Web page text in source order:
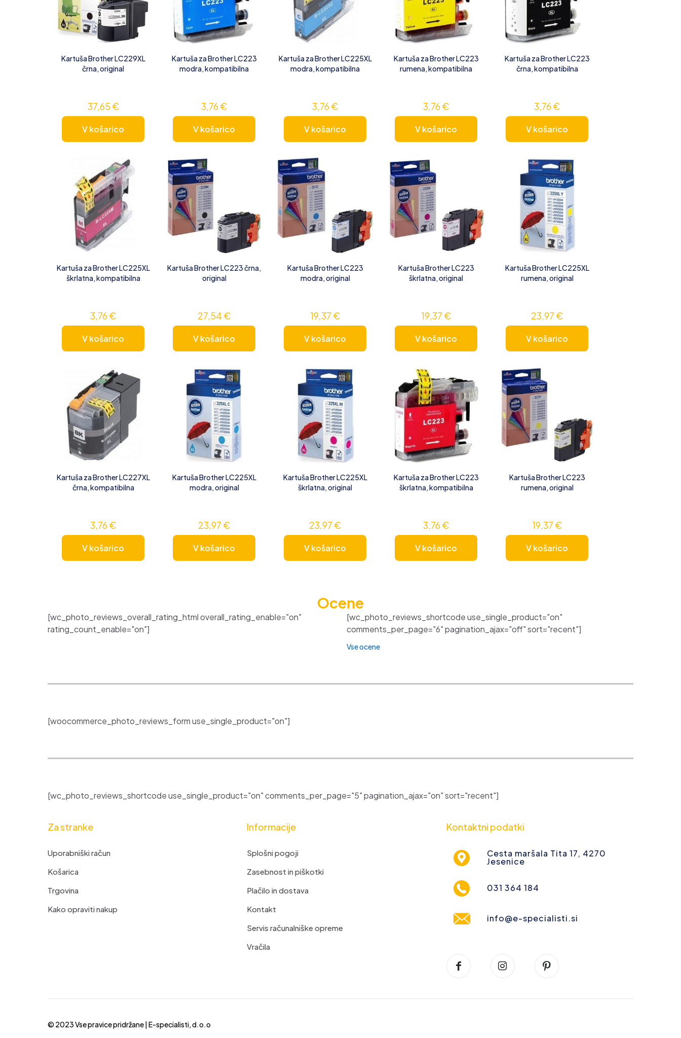
Kartuša Brother LC229XL
črna, original
37,65 €
V košarico
Kartuša za Brother LC223
modra, kompatibilna
3,76€
V košarico
Kartuša za Brother LC225XL
modra, kompatibilna
3,76€
V košarico
Kartuša za Brother LC223
rumena, kompatibilna
3,76€
V košarico
Kartuša za Brother LC223
črna, kompatibilna
3,76€
V košarico
Kartuša za Brother LC225XL
škrlatna, kompatibilna
3,76€
V košarico
Kartuša Brother LC223 črna,
original
27,54 €
V košarico
Kartuša Brother LC223
modra, original
19,37 €
V košarico
Kartuša Brother LC223
škrlatna, original
19,37 €
V košarico
Kartuša Brother LC225XL
rumena, original
23,97 €
V košarico
Kartuša za Brother LC227XL
črna, kompatibilna
3,76€
V košarico
Kartuša Brother LC225XL
modra, original
23,97 €
V košarico
Kartuša Brother LC225XL
škrlatna, original
23,97 €
V košarico
Kartuša za Brother LC223
škrlatna, kompatibilna
3,76€
V košarico
Kartuša Brother LC223
rumena, original
19,37 €
V košarico
Ocene
[wc_photo_reviews_overall_rating_html overall_rating_enable="on"
rating_count_enable="on"]
[wc_photo_reviews_shortcode use_single_product="on"
comments_per_page="6" pagination_ajax="off" sort="recent"]
Vse ocene
[woocommerce_photo_reviews_form use_single_product="on"]
[wc_photo_reviews_shortcode use_single_product="on" comments_per_page="5" pagination_ajax="on" sort="recent"]
Za stranke
Uporabniški račun
Košarica
Trgovina
Kako opraviti nakup
Informacije
Splošni pogoji
Zasebnost in piškotki
Plačilo in dostava
Kontakt
Servis računalniške opreme
Vračila
Kontaktni podatki
Cesta maršala Tita 17, 4270
Jesenice
031 364 184
info@e-specialisti.si
© 2023 Vse pravice pridržane |E-specialisti, d.o.o